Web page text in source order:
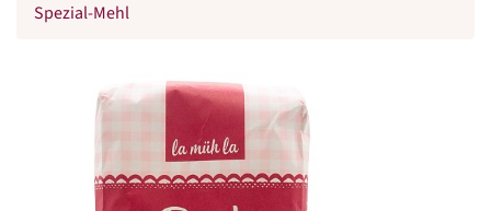
Spezial-Mehl